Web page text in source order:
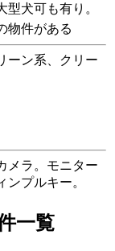
犬可も有り。
物件がある
ーン系、クリー
メラ。モニター
ンプルキー。
一覧